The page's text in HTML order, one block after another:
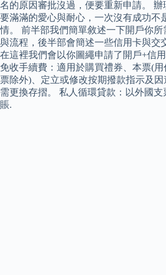
名的原因審批沒過，便要重新申請。 辦
要滿滿的愛心與耐心，一次沒有成功不
情。 前半部我們簡單敘述一下開戶你
與流程，後半部會簡述一些信用卡與交
在這裡我們會以你圖繩申請了開戶+信
免收手續費：適用於購買禮券、本票(
票除外)、定立或修改按期撥款指示及
需更換存摺。 私人循環貸款：以外國
賬.